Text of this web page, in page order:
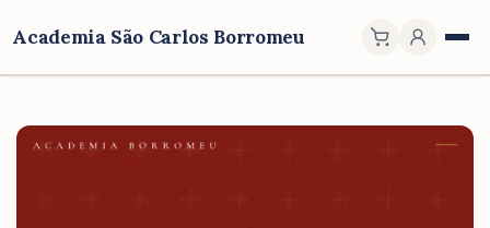
Academia São Carlos Borromeu